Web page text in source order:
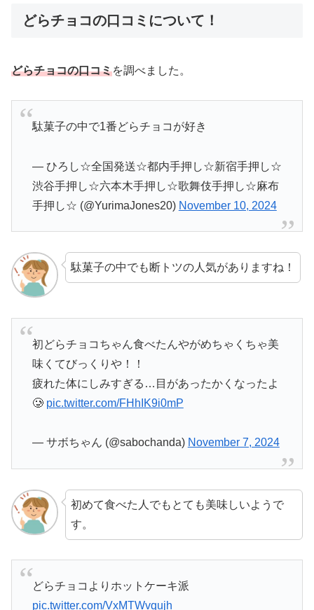
どらチョコの口コミについて！
どらチョコの口コミを調べました。
駄菓子の中で1番どらチョコが好き
— ひろし☆全国発送☆都内手押し☆新宿手押し☆
渋谷手押し☆六本木手押し☆歌舞伎手押し☆麻布
手押し☆ (@YurimaJones20) November 10, 2024
駄菓子の中でも断トツの人気がありますね！
初どらチョコちゃん食べたんやがめちゃくちゃ美
味くてびっくりや！！
疲れた体にしみすぎる…目があったかくなったよ
🥲 pic.twitter.com/FHhIK9i0mP
— サボちゃん (@sabochanda) November 7, 2024
初めて食べた人でもとても美味しいようで
す。
どらチョコよりホットケーキ派
pic.twitter.com/VxMTWvqujh